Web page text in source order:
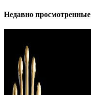
Недавно просмотренные